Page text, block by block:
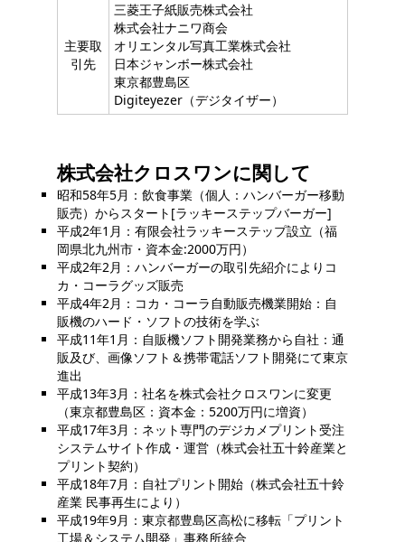
主要取
引先
三菱王子紙販売株式会社
株式会社ナニワ商会
オリエンタル写真工業株式会社
日本ジャンボー株式会社
東京都豊島区
Digiteyezer（デジタイザー）
株式会社クロスワンに関して
昭和58年5月：飲食事業（個人：ハンバーガー移動
販売）からスタート[ラッキーステップバーガー]
平成2年1月：有限会社ラッキーステップ設立（福
岡県北九州市・資本金:2000万円）
平成2年2月：ハンバーガーの取引先紹介によりコ
カ・コーラグッズ販売
平成4年2月：コカ・コーラ自動販売機業開始：自
販機のハード・ソフトの技術を学ぶ
平成11年1月：自販機ソフト開発業務から自社：通
販及び、画像ソフト＆携帯電話ソフト開発にて東京
進出
平成13年3月：社名を株式会社クロスワンに変更
（東京都豊島区：資本金：5200万円に増資）
平成17年3月：ネット専門のデジカメプリント受注
システムサイト作成・運営（株式会社五十鈴産業と
プリント契約）
平成18年7月：自社プリント開始（株式会社五十鈴
産業 民事再生により）
平成19年9月：東京都豊島区高松に移転「プリント
工場＆システム開発」事務所統合